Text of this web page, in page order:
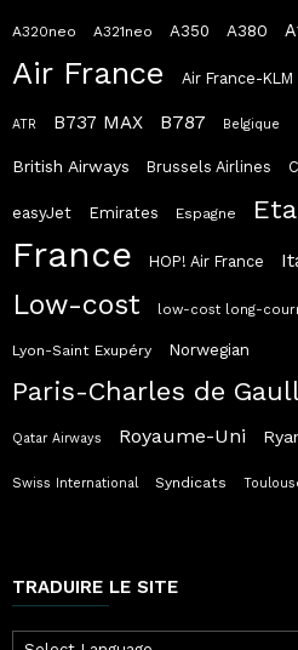
A320neo A321neo A350 A380
Air France Air France-KLM
ATR B737 MAX B787 Belgique
British Airways Brussels Airlines
easyJet Emirates Espagne
France HOP! Air France
Low-cost low-cost long-
Lyon-Saint Exupéry Norwegian
Paris-Charles de
Qatar Airways Royaume-Uni
Swiss International Syndicats
TRADUIRE LE SITE